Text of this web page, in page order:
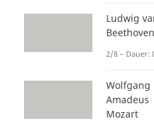
getrennt
gleiche Länge
Anzahl
Ludwig
Beethoven
2/8 – Dauer:
Wolfgang
Amadeus
Mozart